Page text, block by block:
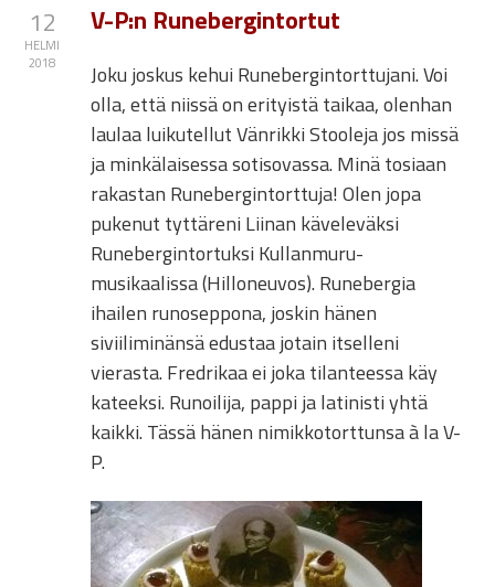
12
HELMI
2018
V-P:n Runebergintortut
Joku joskus kehui Runebergintorttujani. Voi
olla, että niissä on erityistä taikaa, olenhan
laulaa luikutellut Vänrikki Stooleja jos missä
ja minkälaisessa sotisovassa. Minä tosiaan
rakastan Runebergintorttuja! Olen jopa
pukenut tyttäreni Liinan käveleväksi
Runebergintortuksi Kullanmuru-
musikaalissa (Hilloneuvos). Runebergia
ihailen runoseppona, joskin hänen
siviiliminänsä edustaa jotain itselleni
vierasta. Fredrikaa ei joka tilanteessa käy
kateeksi. Runoilija, pappi ja latinisti yhtä
kaikki. Tässä hänen nimikkotorttunsa à la V-
P.